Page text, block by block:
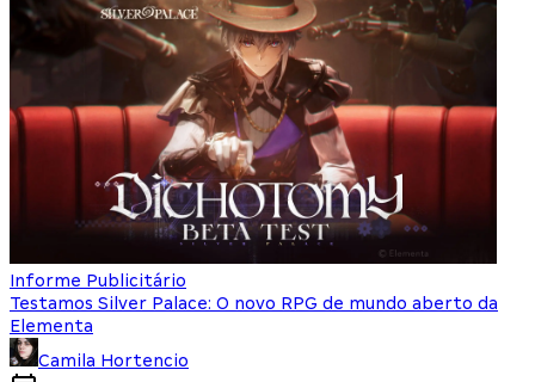
Informe Publicitário
Testamos Silver Palace: O novo RPG de mundo aberto da
Elementa
Camila Hortencio